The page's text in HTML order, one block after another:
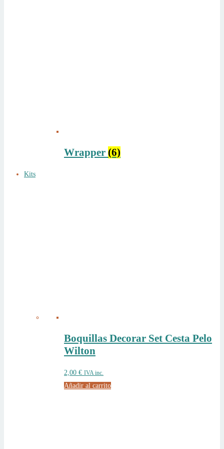
Wrapper (6)
Kits
Boquillas Decorar Set Cesta Pelo
Wilton
2,00 € IVA inc.
Añadir al carrito